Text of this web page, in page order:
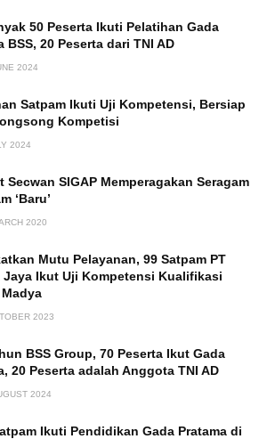
50 Peserta Ikuti Pelatihan Gada
BSS, 20 Peserta dari TNI AD
2024
Satpam Ikuti Uji Kompetensi, Bersiap
Kompetisi
2024
Secwan SIGAP Memperagakan Seragam
‘Baru’
2020
Mutu Pelayanan, 99 Satpam PT
Jaya Ikut Uji Kompetensi Kualifikasi
2023
BSS Group, 70 Peserta Ikut Gada
20 Peserta adalah Anggota TNI AD
2024
Ikuti Pendidikan Gada Pratama di